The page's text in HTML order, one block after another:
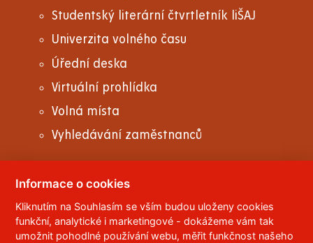
Studentský literární čtvrtletník liŠAJ
Univerzita volného času
Úřední deska
Virtuální prohlídka
Volná místa
Vyhledávání zaměstnanců
© 2023 Univerzita Pardubice,Studentská 95
532 10 Pardubice 2
Informace o cookies
Kliknutím na Souhlasím se vším budou uloženy cookies
funkční, analytické i marketingové - dokážeme vám tak
umožnit pohodlné používání webu, měřit funkčnost našeho